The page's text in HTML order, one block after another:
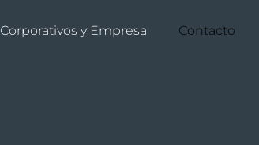
Corporativos y Empresa Contacto